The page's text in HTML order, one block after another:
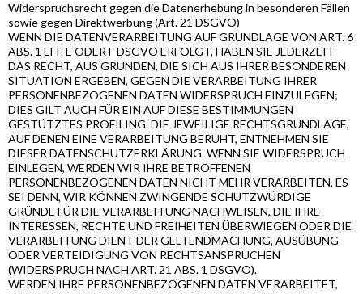
Widerspruchsrecht gegen die Datenerhebung in besonderen Fällen
sowie gegen Direktwerbung (Art. 21 DSGVO)
WENN DIE DATENVERARBEITUNG AUF GRUNDLAGE VON ART. 6
ABS. 1 LIT. E ODER F DSGVO ERFOLGT, HABEN SIE JEDERZEIT
DAS RECHT, AUS GRÜNDEN, DIE SICH AUS IHRER BESONDEREN
SITUATION ERGEBEN, GEGEN DIE VERARBEITUNG IHRER
PERSONENBEZOGENEN DATEN WIDERSPRUCH EINZULEGEN;
DIES GILT AUCH FÜR EIN AUF DIESE BESTIMMUNGEN
GESTÜTZTES PROFILING. DIE JEWEILIGE RECHTSGRUNDLAGE,
AUF DENEN EINE VERARBEITUNG BERUHT, ENTNEHMEN SIE
DIESER DATENSCHUTZERKLÄRUNG. WENN SIE WIDERSPRUCH
EINLEGEN, WERDEN WIR IHRE BETROFFENEN
PERSONENBEZOGENEN DATEN NICHT MEHR VERARBEITEN, ES
SEI DENN, WIR KÖNNEN ZWINGENDE SCHUTZWÜRDIGE
GRÜNDE FÜR DIE VERARBEITUNG NACHWEISEN, DIE IHRE
INTERESSEN, RECHTE UND FREIHEITEN ÜBERWIEGEN ODER DIE
VERARBEITUNG DIENT DER GELTENDMACHUNG, AUSÜBUNG
ODER VERTEIDIGUNG VON RECHTSANSPRÜCHEN
(WIDERSPRUCH NACH ART. 21 ABS. 1 DSGVO).
WERDEN IHRE PERSONENBEZOGENEN DATEN VERARBEITET,